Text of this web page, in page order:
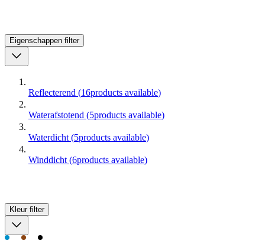
Eigenschappen filter
Reflecterend (16products available)
Waterafstotend (5products available)
Waterdicht (5products available)
Winddicht (6products available)
Kleur filter